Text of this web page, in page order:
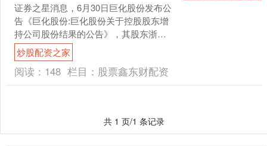
证券之星消息，6月30日巨化股份发布公
告《巨化股份:巨化股份关于控股股东增
持公司股份结果的公告》，其股东浙江
巨化投资有限公司于2025年5月30日至
2025年6....
炒股配资之家
阅读： 148 栏目： 股票鑫东财配资
共 1 页/1 条记录